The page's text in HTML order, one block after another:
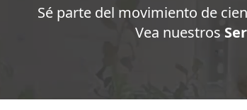
Sé parte del movimiento de
Vea nuestros